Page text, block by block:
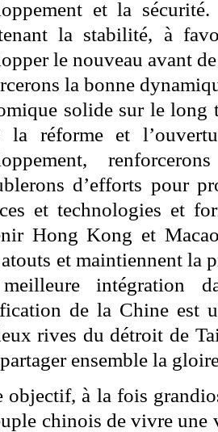
et la
la stabilité, à
le nouveau avant
la bonne
solide sur le long
la réforme et
d’efforts pour
et technologies et
Hong Kong et
et maintiennent la
intégration
de la Chine est
rives du détroit de
ensemble la
objectif, à la fois
chinois de vivre une